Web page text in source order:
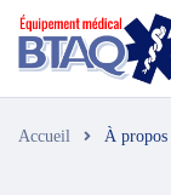
Accueil À propos